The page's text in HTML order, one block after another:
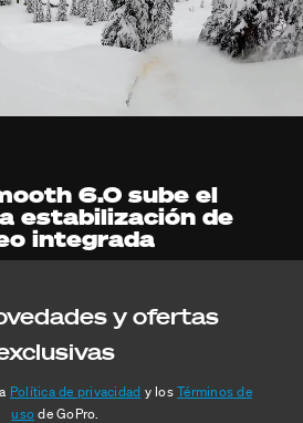
6.0 sube el
estabilización de
integrada
y ofertas
Política de privacidad y losTérminos de
usode GoPro.